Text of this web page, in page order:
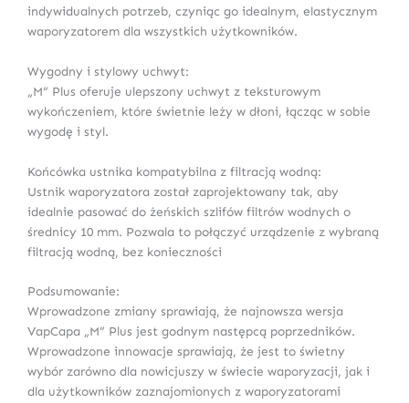
indywidualnych potrzeb, czyniąc go idealnym, elastycznym
waporyzatorem dla wszystkich użytkowników.
Wygodny i stylowy uchwyt:
„M” Plus oferuje ulepszony uchwyt z teksturowym
wykończeniem, które świetnie leży w dłoni, łącząc w sobie
wygodę i styl.
Końcówka ustnika kompatybilna z filtracją wodną:
Ustnik waporyzatora został zaprojektowany tak, aby
idealnie pasować do żeńskich szlifów filtrów wodnych o
średnicy 10 mm. Pozwala to połączyć urządzenie z wybraną
filtracją wodną, bez konieczności
Podsumowanie:
Wprowadzone zmiany sprawiają, że najnowsza wersja
VapCapa „M” Plus jest godnym następcą poprzedników.
Wprowadzone innowacje sprawiają, że jest to świetny
wybór zarówno dla nowicjuszy w świecie waporyzacji, jak i
dla użytkowników zaznajomionych z waporyzatorami